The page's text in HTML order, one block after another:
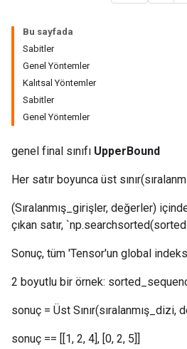
Bu sayfada
Sabitler
Genel Yöntemler
Kalıtsal Yöntemler
Sabitler
Genel Yöntemler
genel final sınıfı UpperBound
Her satır boyunca üst
(Sıralanmış_girişler, değerler)
çıkan satır,
Sonuç, tüm 'Tensor'un global
2 boyutlu bir örnek:
sonuç = Üst Sınır(sıralanmış_dizi,
sonuç == [[1, 2, 4], [0, 2, 5]]